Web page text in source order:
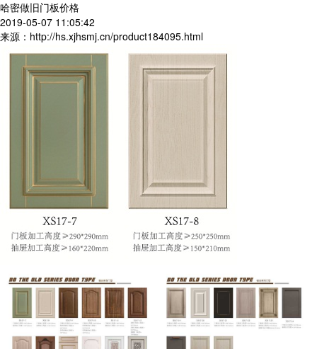
哈密做旧门板价格
2019-05-07 11:05:42
来源：http://hs.xjhsmj.cn/product184095.html